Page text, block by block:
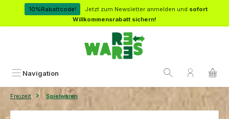
Zum Hauptinhalt springen
10%Rabattcode! Jetzt zum Newsletter anmelden und sofort
Willkommensrabatt sichern!
Navigation
Freizeit Spielwaren